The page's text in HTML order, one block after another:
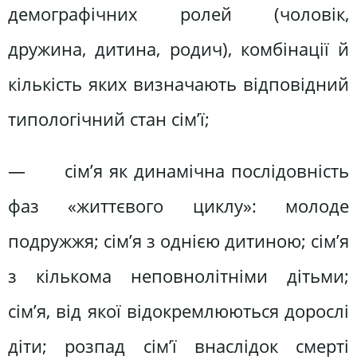
демографічних ролей (чоловік,
дружина, дитина, родич), комбінації й
кількість яких визначають відповідний
типологічний стан сім’ї;
— сім’я як динамічна послідовність
фаз «життєвого циклу»: молоде
подружжя; сім’я з однією дитиною; сім’я
з кількома неповнолітніми дітьми;
сім’я, від якої відокремлюються дорослі
діти; розпад сім’ї внаслідок смерті